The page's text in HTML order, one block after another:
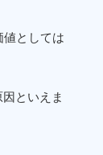
値としては
といえま